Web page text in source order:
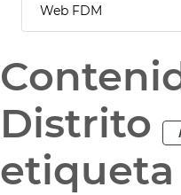
Web FDM
Distrito
etiqueta